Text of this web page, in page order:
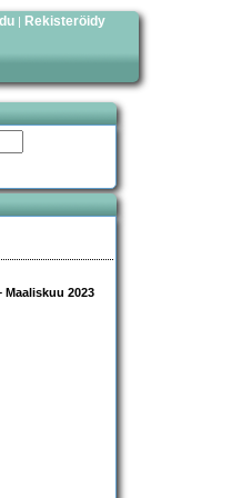
| Rekisteröidy
2023